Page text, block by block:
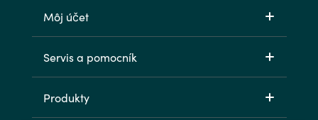
Môj účet
Servis a pomocník
Produkty